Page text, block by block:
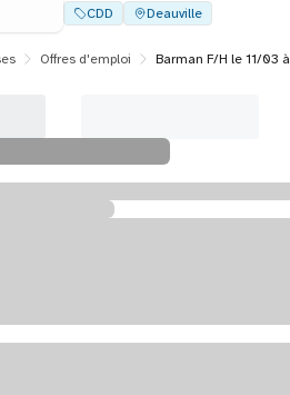
CDD Deauville
Offres d'emploi Barman F/H le 11/03